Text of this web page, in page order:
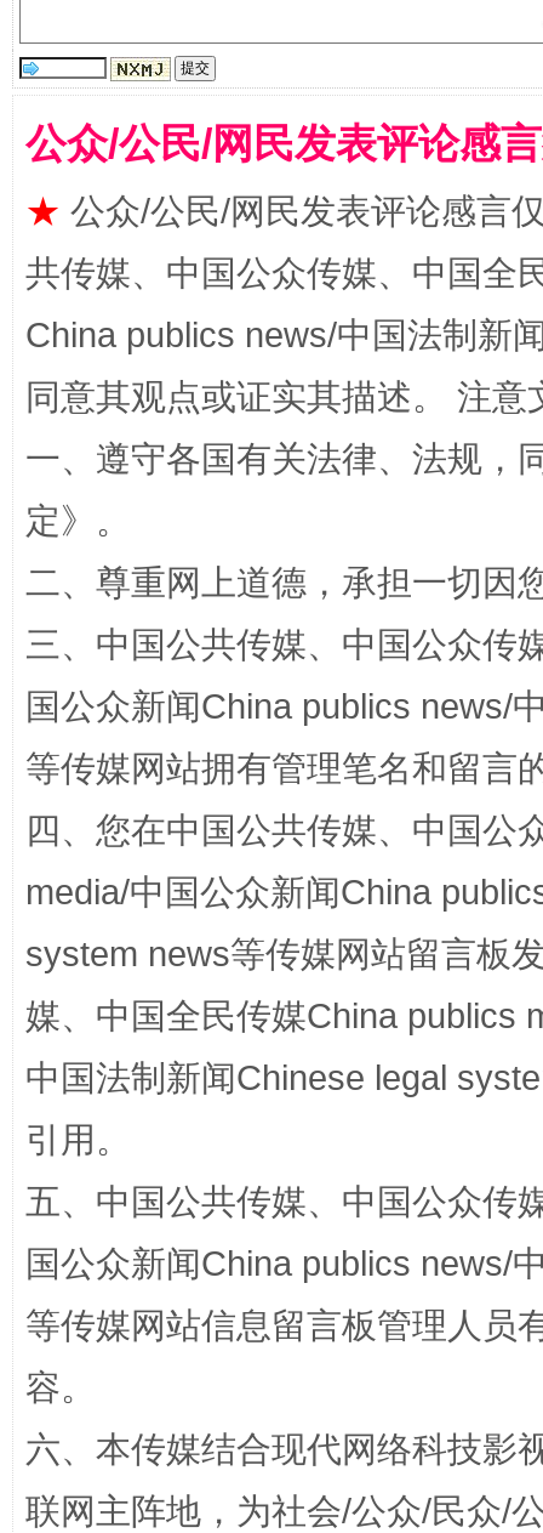
国家大学科技园优化重塑工作
东山县通报“牛蛙产品抗生素超标问题” 法
公众/公民/网民发表评论感
★ 公众/公民/网民发表评论感言
共传媒、中国公众传媒、中国全
China publics news/中国法制新
同意其观点或证实其描述。 注
一、遵守各国有关法律、法规，
定》。
二、尊重网上道德，承担一切因
三、中国公共传媒、中国公众传
国公众新闻China publics news/
等传媒网站拥有管理笔名和留言
四、您在中国公共传媒、中国公
media/中国公众新闻China
system news等传媒网站留言板
媒、中国全民传媒China publics
中国法制新闻Chinese legal
引用。
五、中国公共传媒、中国公众传
国公众新闻China publics news/
等传媒网站信息留言板管理人员
容。
六、本传媒结合现代网络科技影
联网主阵地，为社会/公众/民众/